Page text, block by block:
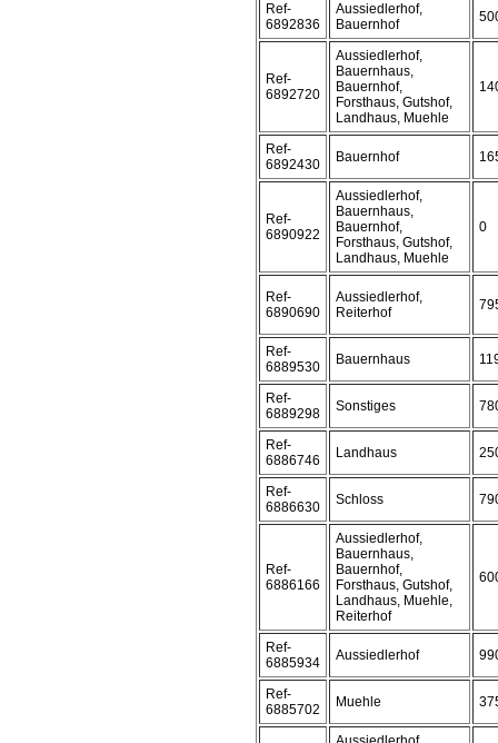
Ref-
6892836
Aussiedlerhof,
Bauernhof
Ref-
6892720
Aussiedlerhof,
Bauernhaus,
Bauernhof,
Forsthaus, Gutshof,
Landhaus, Muehle
Ref-
6892430
Bauernhof
Ref-
6890922
Aussiedlerhof,
Bauernhaus,
Bauernhof,
Forsthaus, Gutshof,
Landhaus, Muehle
0
Ref-
6890690
Aussiedlerhof,
Reiterhof
Ref-
6889530
Bauernhaus
Ref-
6889298
Sonstiges
Ref-
6886746
Landhaus
Ref-
6886630
Schloss
Ref-
6886166
Aussiedlerhof,
Bauernhaus,
Bauernhof,
Forsthaus, Gutshof,
Landhaus, Muehle,
Reiterhof
Ref-
6885934
Aussiedlerhof
Ref-
6885702
Muehle